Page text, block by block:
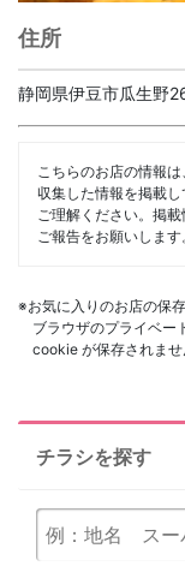
住所
静岡県伊豆市瓜生野
こちらのお店の情報
収集した情報を掲載
ご理解ください。掲
ご報告をお願いします
※お気に入りのお店の保
ブラウザのプライベー
cookie が保存されませ
チラシを探す